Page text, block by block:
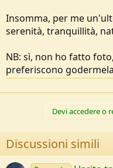
Insomma, per me
serenità, tranquillità,
NB: sì, non ho fatto
preferiscono
Devi accedere o
Discussioni simili